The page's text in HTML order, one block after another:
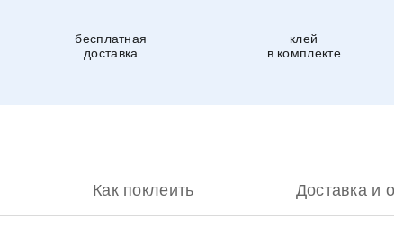
бесплатная
доставка
клей
в комплекте
Как поклеить Доставка и